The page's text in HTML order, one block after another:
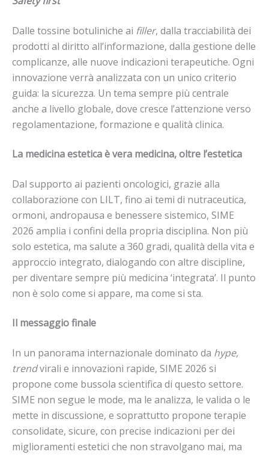
Dalle tossine botuliniche ai filler, dalla tracciabilità dei
prodotti al diritto all’informazione, dalla gestione delle
complicanze, alle nuove indicazioni terapeutiche. Ogni
innovazione verrà analizzata con un unico criterio
guida: la sicurezza. Un tema sempre più centrale
anche a livello globale, dove cresce l’attenzione verso
regolamentazione, formazione e qualità clinica.
La medicina estetica è vera medicina, oltre l’estetica
Dal supporto ai pazienti oncologici, grazie alla
collaborazione con LILT, fino ai temi di nutraceutica,
ormoni, andropausa e benessere sistemico, SIME
2026 amplia i confini della propria disciplina. Non più
solo estetica, ma salute a 360 gradi, qualità della vita e
approccio integrato, dialogando con altre discipline,
per diventare sempre più medicina ‘integrata’. Il punto
non è solo come si appare, ma come si sta.
Il messaggio finale
In un panorama internazionale dominato da hype,
trendvirali e innovazioni rapide, SIME 2026 si
propone come bussola scientifica di questo settore.
SIME non segue le mode, ma le analizza, le valida o le
mette in discussione, e soprattutto propone terapie
consolidate, sicure, con precise indicazioni per dei
miglioramenti estetici che non stravolgano mai, ma